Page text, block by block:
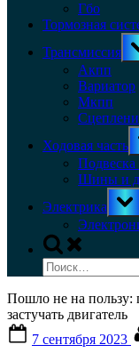
Гбо
Тормозная
Трансмиссия
Акпп
Вариатор
Мкпп
Ходовая часть
Подвеска
Шины и
Электрика
sub-
Toggle
search
form
Найти:
Пошло не на пользу:
застучать двигатель
on
7 сентября 2023